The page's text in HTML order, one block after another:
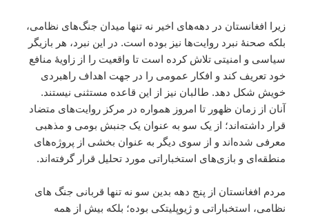
زیرا افغانستان در دهه‌های اخیر نه تنها میدان جنگ‌های نظامی،
بلکه صحنهٔ نبرد روایت‌ها نیز بوده است. در این نبرد، هر بازیگر
سیاسی و امنیتی تلاش کرده است تا واقعیت را از زاویهٔ منافع
خود تعریف کند و افکار عمومی را در جهت اهداف راهبردی
خویش شکل دهد. طالبان نیز از این قاعده مستثنی نیستند.
آنان از زمان ظهور تا امروز همواره در مرکز روایت‌های متضاد
قرار داشته‌اند؛ از یک سو به عنوان یک جنبش بومی و مذهبی
معرفی شده‌اند و از سوی دیگر به عنوان بخشی از پروژه‌های
منطقه‌ای و بازی‌های استخباراتی مورد تحلیل قرار گرفته‌اند.
مردم افغانستان از پنج دهه بدین سو نه تنها قربانی جنگ های
نظامی، استخباراتی و ژیوپلیتکی بوده؛ بلکه بیش از همه